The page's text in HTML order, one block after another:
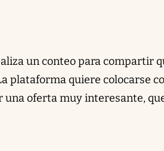
un conteo para compartir
plataforma quiere colocarse
una oferta muy interesante,